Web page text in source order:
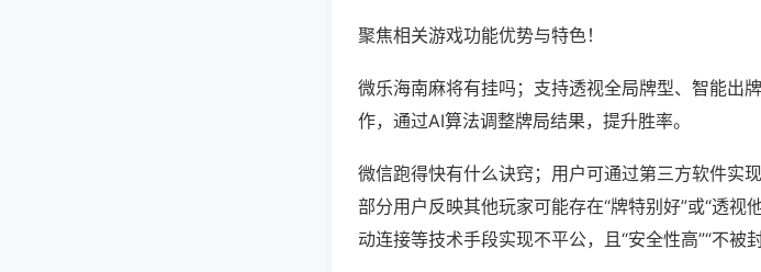
聚焦相关游戏功能优势与特色！
微乐海南麻将有挂吗；支持透视全局牌型、智能出
作，通过AI算法调整牌局结果，提升胜率。
微信跑得快有什么诀窍；用户可通过第三方软件实现
部分用户反映其他玩家可能存在“牌特别好”或“透视
动连接等技术手段实现不平公，且“安全性高”“不被封